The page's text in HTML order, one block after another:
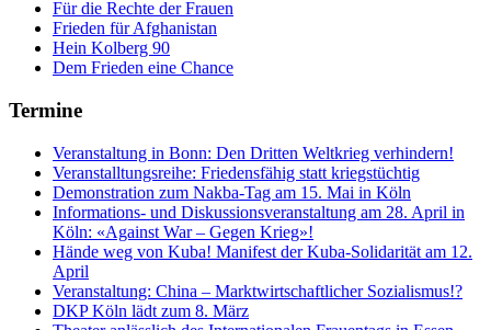
Für die Rechte der Frauen
Frieden für Afghanistan
Hein Kolberg 90
Dem Frieden eine Chance
Termine
Veranstaltung in Bonn: Den Dritten Weltkrieg verhindern!
Veranstalltungsreihe: Friedensfähig statt kriegstüchtig
Demonstration zum Nakba-Tag am 15. Mai in Köln
Informations- und Diskussionsveranstaltung am 28. April in
Köln: «Against War – Gegen Krieg»!
Hände weg von Kuba! Manifest der Kuba-Solidarität am 12.
April
Veranstaltung: China – Marktwirtschaftlicher Sozialismus!?
DKP Köln lädt zum 8. März